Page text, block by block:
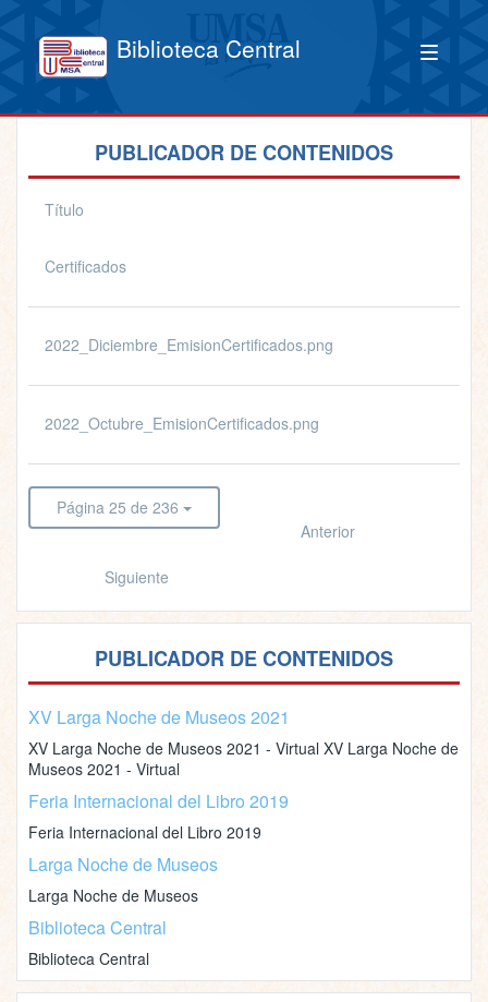
Biblioteca Central
PUBLICADOR DE CONTENIDOS
Título
Certificados
2022_Diciembre_EmisionCertificados.png
2022_Octubre_EmisionCertificados.png
Página 25 de 236
Anterior
Siguiente
PUBLICADOR DE CONTENIDOS
XV Larga Noche de Museos 2021
XV Larga Noche de Museos 2021 - Virtual XV Larga Noche de
Museos 2021 - Virtual
Feria Internacional del Libro 2019
Feria Internacional del Libro 2019
Larga Noche de Museos
Larga Noche de Museos
Biblioteca Central
Biblioteca Central